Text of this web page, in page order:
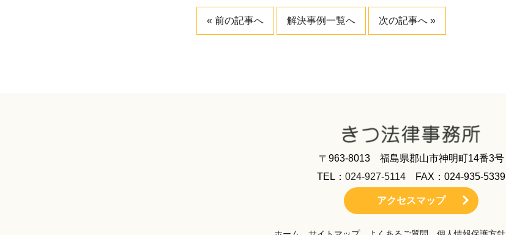
« 前の記事へ 解決事例一覧へ 次の記事へ »
〒963-8013 福島県郡山市神明町14番3号
TEL： 024-927-5114 FAX：024-935-5339
アクセスマップ